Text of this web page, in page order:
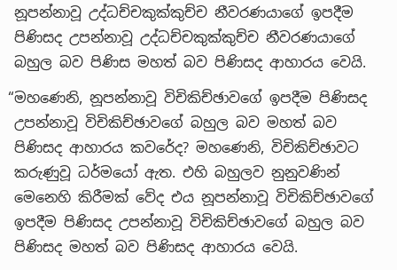
නූපන්නාවූ උද්ධච්චකුක්කුච්ච නීවරණයාගේ ඉපදීම
පිණිසද උපන්නාවූ උද්ධච්චකුක්කුච්ච නීවරණයාගේ
බහුල බව පිණිස මහත් බව පිණිසද ආහාරය වෙයි.
“මහණෙනි, නූපන්නාවූ විචිකිච්ඡාවගේ ඉපදීම පිණිසද
උපන්නාවූ විචිකිච්ඡාවගේ බහුල බව මහත් බව
පිණිසද ආහාරය කවරේද? මහණෙනි, විචිකිච්ඡාවට
කරුණුවූ ධර්මයෝ ඇත. එහි බහුලව නුනුවණින්
මෙනෙහි කිරීමක් වේද එය නූපන්නාවූ විචිකිච්ඡාවගේ
ඉපදීම පිණිසද උපන්නාවූ විචිකිච්ඡාවගේ බහුල බව
පිණිසද මහත් බව පිණිසද ආහාරය වෙයි.